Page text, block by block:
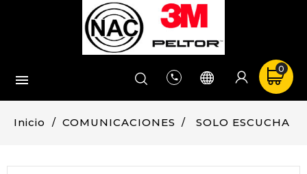

0

Inicio COMUNICACIONES SOLO ESCUCHA